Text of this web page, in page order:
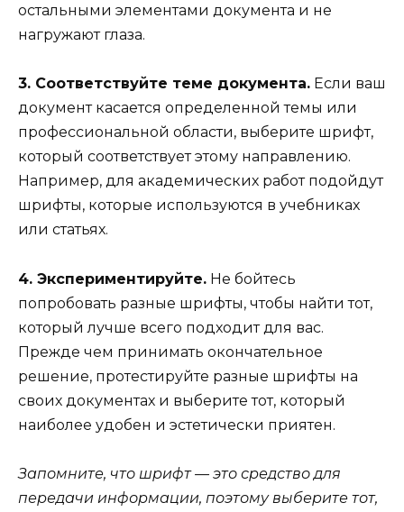
остальными элементами документа и не
нагружают глаза.
3. Соответствуйте теме документа. Если ваш
документ касается определенной темы или
профессиональной области, выберите шрифт,
который соответствует этому направлению.
Например, для академических работ подойдут
шрифты, которые используются в учебниках
или статьях.
4. Экспериментируйте. Не бойтесь
попробовать разные шрифты, чтобы найти тот,
который лучше всего подходит для вас.
Прежде чем принимать окончательное
решение, протестируйте разные шрифты на
своих документах и выберите тот, который
наиболее удобен и эстетически приятен.
Запомните, что шрифт — это средство для
передачи информации, поэтому выберите тот,